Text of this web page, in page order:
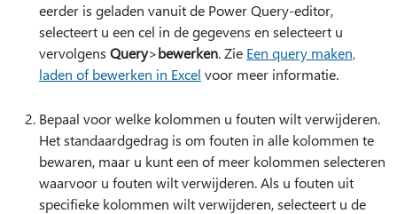
eerder is geladen vanuit de Power Query-editor,
selecteert u een cel in de gegevens en selecteert u
vervolgens Query>bewerken. Zie Een query maken,
laden of bewerken in Excel voor meer informatie.
Bepaal voor welke kolommen u fouten wilt verwijderen.
Het standaardgedrag is om fouten in alle kolommen te
bewaren, maar u kunt een of meer kolommen selecteren
waarvoor u fouten wilt verwijderen. Als u fouten uit
specifieke kolommen wilt verwijderen, selecteert u de